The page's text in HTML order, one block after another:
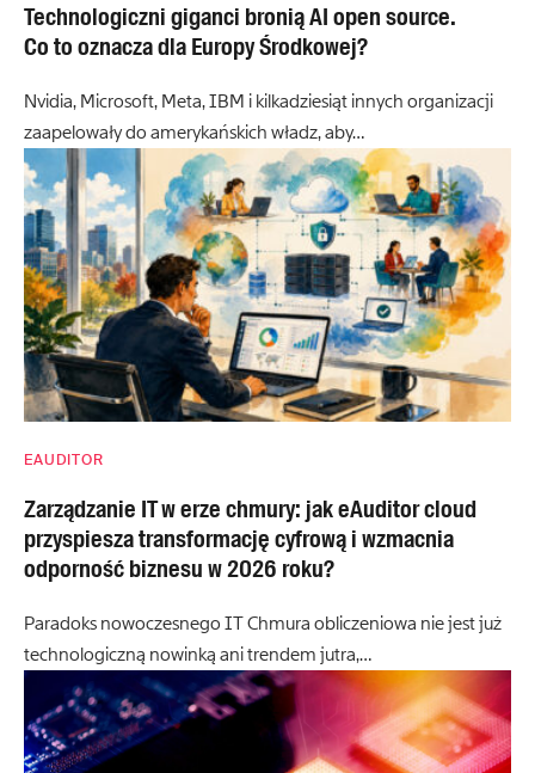
Technologiczni giganci bronią AI open source.
Co to oznacza dla Europy Środkowej?
Nvidia, Microsoft, Meta, IBM i kilkadziesiąt innych organizacji
zaapelowały do amerykańskich władz, aby…
EAUDITOR
Zarządzanie IT w erze chmury: jak eAuditor cloud
przyspiesza transformację cyfrową i wzmacnia
odporność biznesu w 2026 roku?
Paradoks nowoczesnego IT Chmura obliczeniowa nie jest już
technologiczną nowinką ani trendem jutra,…